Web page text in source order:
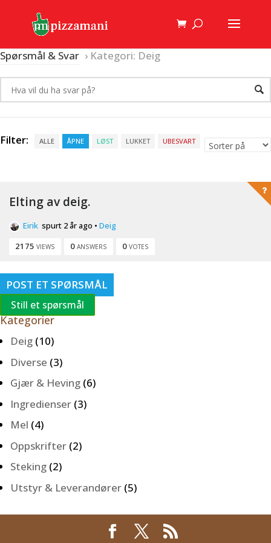
Spørsmål & Svar › Kategori: Deig
Filter: ALLE ÅPNE LØST LUKKET UBESVART
Elting av deig.
Eirik spurt 2 år ago • Deig
2175 VIEWS 0 ANSWERS 0 VOTES
POST ET SPØRSMÅL
Still et spørsmål
Kategorier
Deig (10)
Diverse (3)
Gjær & Heving (6)
Ingredienser (3)
Mel (4)
Oppskrifter (2)
Steking (2)
Utstyr & Leverandører (5)